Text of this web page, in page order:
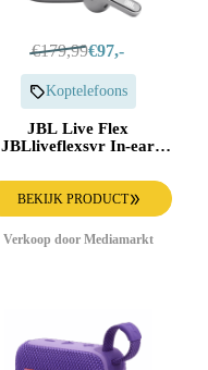
€179,99€97,-
Koptelefoons
JBL Live Flex
JBLliveflexsvr In-ear
Zilver
BEKIJK PRODUCT
Verkoop door Mediamarkt